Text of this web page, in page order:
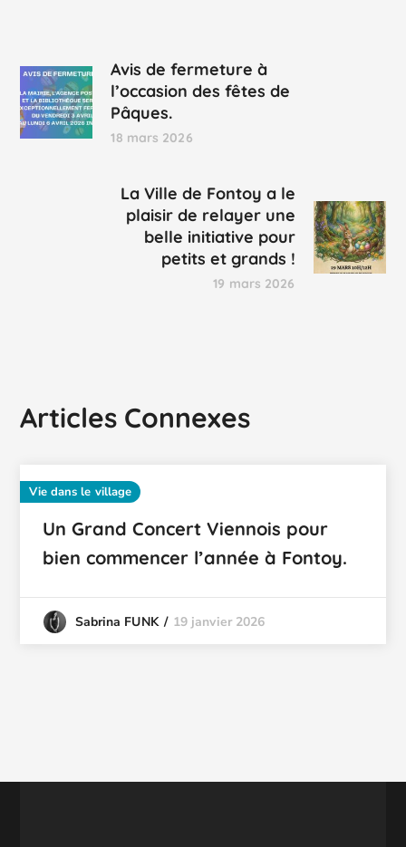
Avis de fermeture à
l’occasion des fêtes de
Pâques.
18 mars 2026
La Ville de Fontoy a le
plaisir de relayer une
belle initiative pour
petits et grands !
19 mars 2026
Articles Connexes
Vie dans le village
Un Grand Concert Viennois pour
bien commencer l’année à Fontoy.
Sabrina FUNK 19 janvier 2026